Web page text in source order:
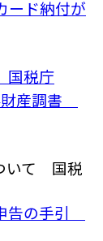
ード納付が
国税庁
産調書
いて 国税
告の手引